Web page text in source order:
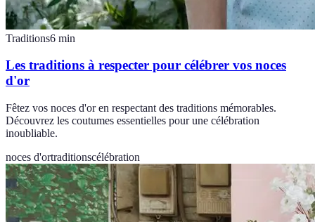
Traditions6 min
Les traditions à respecter pour célébrer vos noces
d'or
Fêtez vos noces d'or en respectant des traditions mémorables.
Découvrez les coutumes essentielles pour une célébration
inoubliable.
noces d'ortraditionscélébration